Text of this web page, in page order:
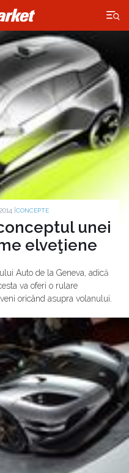
×
| CONCEPTE
unei
elveţiene
Auto de la Geneva, adică
va oferi o rulare
oricând asupra volanului.